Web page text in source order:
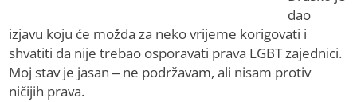
dao
izjavu koju će možda za neko vrijeme korigovati i
shvatiti da nije trebao osporavati prava LGBT zajednici.
Moj stav je jasan – ne podržavam, ali nisam protiv
ničijih prava.